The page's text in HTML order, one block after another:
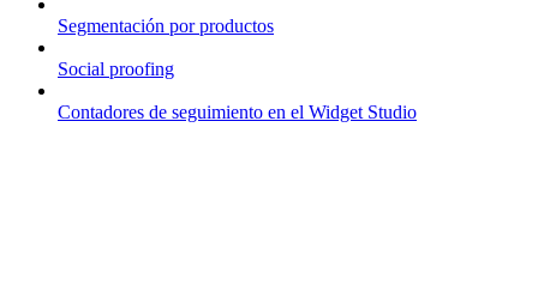
Segmentación por productos
Social proofing
Contadores de seguimiento en el Widget Studio